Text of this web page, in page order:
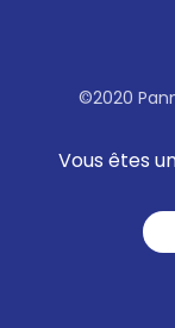
©2020
Vous êtes